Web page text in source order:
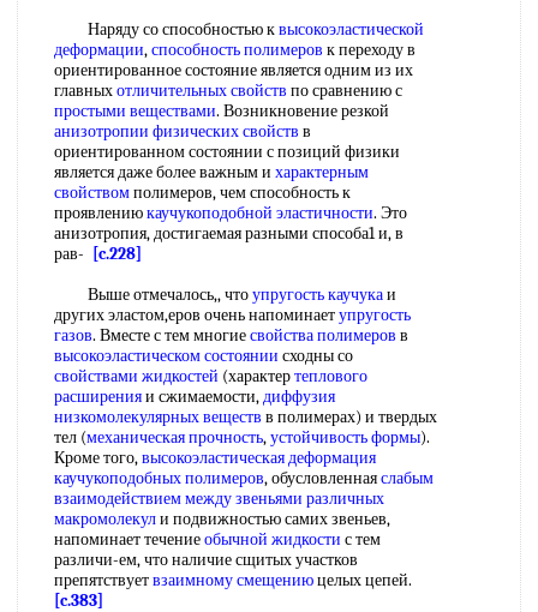
Наряду со способностью квысокоэластической
деформации,способность полимеров к переходу в
ориентированное состояние является одним из их
главныхотличительных свойств по сравнению с
простыми веществами. Возникновение резкой
анизотропии физических свойств в
ориентированном состоянии с позиций физики
является даже более важным и характерным
свойствомполимеров, чем способность к
проявлениюкаучукоподобной эластичности. Это
анизотропия, достигаемая разными способа1 и, в
рав-
[c.228]
Выше отмечалось,, чтоупругость каучукаи
других эластом,еров очень напоминаетупругость
газов. Вместе с тем многиесвойства полимеров в
высокоэластическом состоянии сходны со
свойствами жидкостей (характертеплового
расширенияи сжимаемости,диффузия
низкомолекулярных веществ в полимерах) и твердых
тел (механическая прочность,устойчивость формы).
Кроме того,высокоэластическая деформация
каучукоподобных полимеров, обусловленнаяслабым
взаимодействиеммежду звеньями различных
макромолекули подвижностью самих звеньев,
напоминает течениеобычной жидкости с тем
различи-ем, что наличие сщитых участков
препятствуетвзаимному смещениюцелых цепей.
[c.383]